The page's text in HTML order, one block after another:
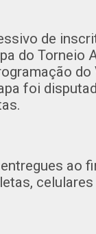
de
do Torneio
foi
ao